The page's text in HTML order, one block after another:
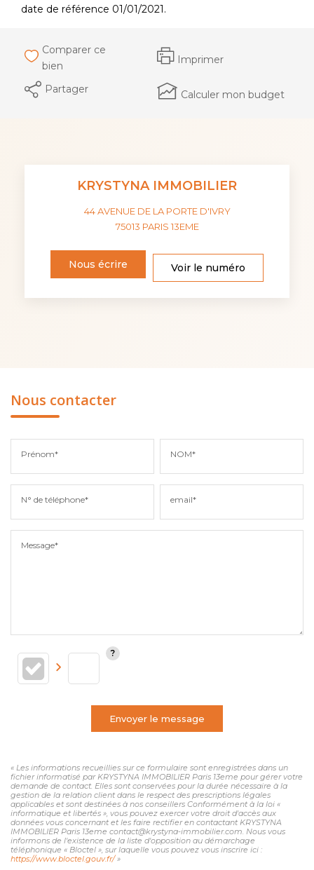
date de référence 01/01/2021.
Comparer ce
bien
Imprimer
Partager Calculer mon budget
KRYSTYNA IMMOBILIER
44 AVENUE DE LA PORTE D'IVRY
75013 PARIS 13EME
Nous écrire Voir le numéro
Nous contacter
Prénom* NOM*
N° de téléphone* email*
Message*
Envoyer le message
« Les informations recueillies sur ce formulaire sont enregistrées dans un
fichier informatisé par KRYSTYNA IMMOBILIER Paris 13eme pour gérer votre
demande de contact. Elles sont conservées pour la durée nécessaire à la
gestion de la relation client dans le respect des prescriptions légales
applicables et sont destinées à nos conseillers Conformément à la loi «
informatique et libertés », vous pouvez exercer votre droit d'accès aux
données vous concernant et les faire rectifier en contactant KRYSTYNA
IMMOBILIER Paris 13eme contact@krystyna-immobilier.com. Nous vous
informons de l'existence de la liste d'opposition au démarchage
téléphonique « Bloctel », sur laquelle vous pouvez vous inscrire ici :
https://www.bloctel.gouv.fr/»